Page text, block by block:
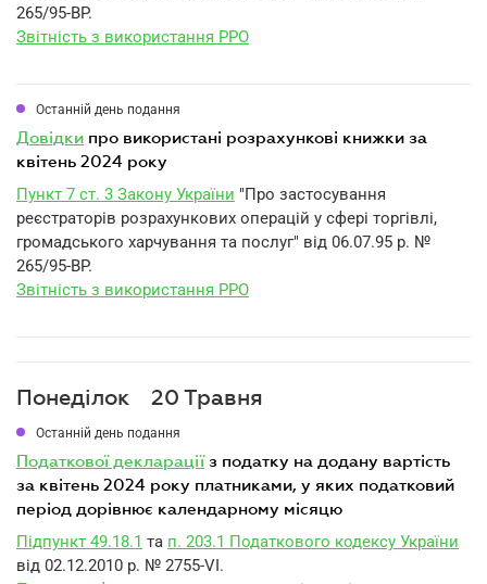
265/95-ВР.
Звітність з використання РРО
Останній день подання
довідки про використані розрахункові книжки за
квітень 2024 року
Пункт 7 ст. 3 Закону України "Про застосування
реєстраторів розрахункових операцій у сфері торгівлі,
громадського харчування та послуг" від 06.07.95 р. №
265/95-ВР.
Звітність з використання РРО
Понеділок 20 Травня
Останній день подання
податкової декларації з податку на додану вартість
за квітень 2024 року платниками, у яких податковий
період дорівнює календарному місяцю
Підпункт 49.18.1 та п. 203.1 Податкового кодексу України
від 02.12.2010 р. № 2755-VI.